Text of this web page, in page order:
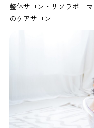
整体サロン・リソラボ｜
のケアサロン